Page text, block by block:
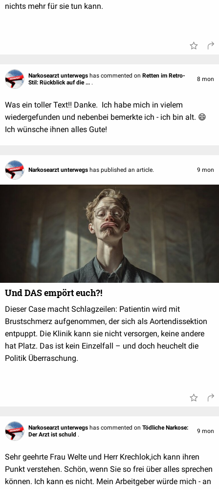
nichts mehr für sie tun kann.
Narkosearzt unterwegs has commented on Retten im Retro-
Stil: Rückblick auf die ... . 8 mon
Was ein toller Text!! Danke. Ich habe mich in vielem
wiedergefunden und nebenbei bemerkte ich - ich bin alt. 😄
Ich wünsche ihnen alles Gute!
Narkosearzt unterwegs has published an article. 9 mon
Und DAS empört euch?!
Dieser Case macht Schlagzeilen: Patientin wird mit
Brustschmerz aufgenommen, der sich als Aortendissektion
entpuppt. Die Klinik kann sie nicht versorgen, keine andere
hat Platz. Das ist kein Einzelfall – und doch heuchelt die
Politik Überraschung.
Narkosearzt unterwegs has commented on Tödliche Narkose:
Der Arzt ist schuld . 9 mon
Sehr geehrte Frau Welte und Herr Krechlok,ich kann ihren
Punkt verstehen. Schön, wenn Sie so frei über alles sprechen
können. Ich kann es nicht. Mein Arbeitgeber würde mich - an